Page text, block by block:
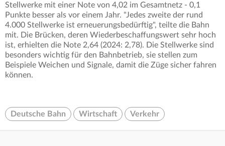
Stellwerke mit einer Note von 4,02 im Gesamtnetz - 0,1
Punkte besser als vor einem Jahr. "Jedes zweite der rund
4.000 Stellwerke ist erneuerungsbedürftig", teilte die Bahn
mit. Die Brücken, deren Wiederbeschaffungswert sehr hoch
ist, erhielten die Note 2,64 (2024: 2,78). Die Stellwerke sind
besonders wichtig für den Bahnbetrieb, sie stellen zum
Beispiele Weichen und Signale, damit die Züge sicher fahren
können.
Deutsche Bahn Wirtschaft Verkehr